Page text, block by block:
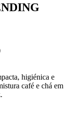
higiénica e
café e chá em